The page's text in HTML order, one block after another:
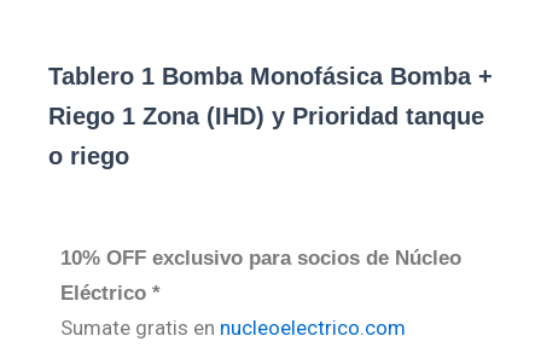
Tablero 1 Bomba Monofásica Bomba +
Riego 1 Zona (IHD) y Prioridad tanque
o riego
10% OFF exclusivo para socios de Núcleo
Eléctrico *
Sumate gratis en nucleoelectrico.com